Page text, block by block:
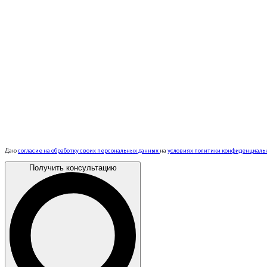
Даюсогласие на обработку своих персональных данныхна условиях политики
Получить консультацию